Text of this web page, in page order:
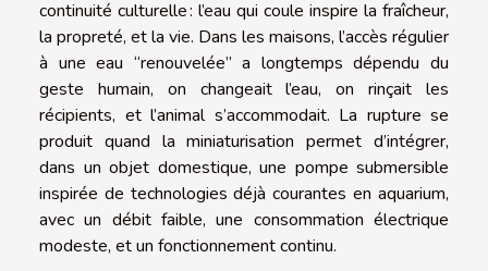
continuité culturelle : l’eau qui coule inspire la fraîcheur,
la propreté, et la vie. Dans les maisons, l’accès régulier
à une eau “renouvelée” a longtemps dépendu du
geste humain, on changeait l’eau, on rinçait les
récipients, et l’animal s’accommodait. La rupture se
produit quand la miniaturisation permet d’intégrer,
dans un objet domestique, une pompe submersible
inspirée de technologies déjà courantes en aquarium,
avec un débit faible, une consommation électrique
modeste, et un fonctionnement continu.